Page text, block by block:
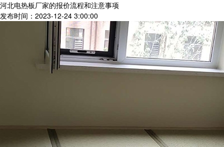
河北电热板厂家的报价流程和注意事项
发布时间：2023-12-24 3:00:00